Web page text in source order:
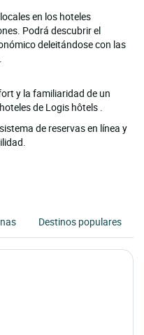
en los hoteles
Podrá descubrir el
deleitándose con las
y la familiaridad de un
de Logis hôtels .
de reservas en línea y
Destinos populares